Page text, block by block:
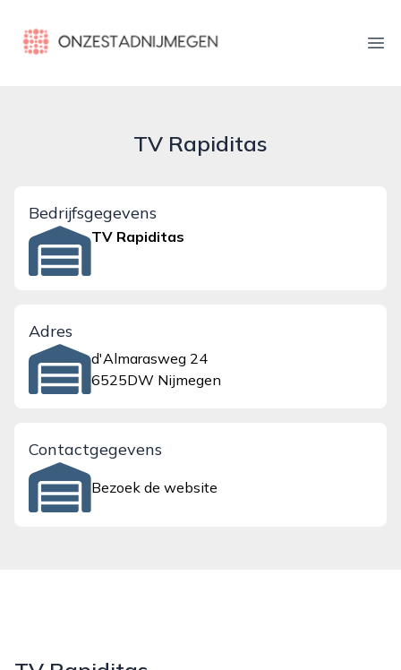
onzestadnijmegen.nl
TV Rapiditas
Bedrijfsgegevens
TV Rapiditas
Adres
d'Almarasweg 24
6525DW Nijmegen
Contactgegevens
Bezoek de website